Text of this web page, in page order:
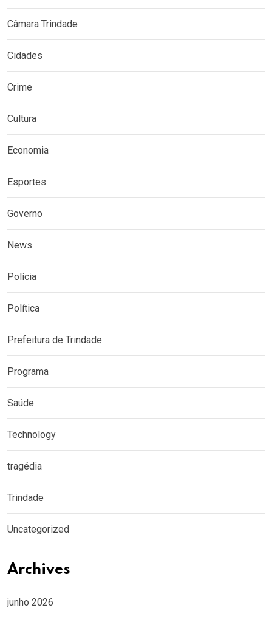
Câmara Trindade
Cidades
Crime
Cultura
Economia
Esportes
Governo
News
Polícia
Política
Prefeitura de Trindade
Programa
Saúde
Technology
tragédia
Trindade
Uncategorized
Archives
junho 2026